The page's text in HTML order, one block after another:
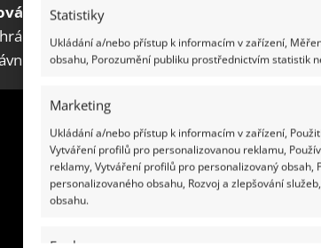
Statistiky
Ukládání a/nebo přístup k informacím v zařízení,
obsahu, Porozumění publiku prostřednictvím statistik
Marketing
Ukládání a/nebo přístup k informacím v zařízení,
Vytváření profilů pro personalizovanou reklamu,
reklamy, Vytváření profilů pro personalizovaný obsah,
personalizovaného obsahu, Rozvoj a zlepšování
obsahu.
travních ploch
Mech se také drží tam, kde je vysoká
uvažujte o jeho odvodnění.